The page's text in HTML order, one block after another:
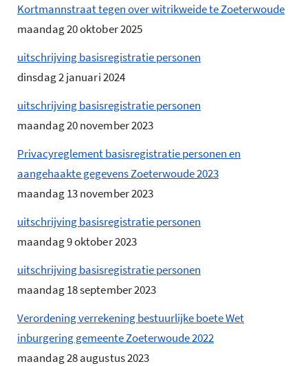
Kortmannstraat tegen over witrikweide te Zoeterwoude
maandag 20 oktober 2025
uitschrijving basisregistratie personen
dinsdag 2 januari 2024
uitschrijving basisregistratie personen
maandag 20 november 2023
Privacyreglement basisregistratie personen en
aangehaakte gegevens Zoeterwoude 2023
maandag 13 november 2023
uitschrijving basisregistratie personen
maandag 9 oktober 2023
uitschrijving basisregistratie personen
maandag 18 september 2023
Verordening verrekening bestuurlijke boete Wet
inburgering gemeente Zoeterwoude 2022
maandag 28 augustus 2023